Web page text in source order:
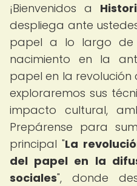
¡Bienvenidos a
despliega ante
papel a lo largo de
nacimiento en la
papel en la
exploraremos sus
impacto cultural,
Prepárense para
principal "La
del papel en la
sociales", donde